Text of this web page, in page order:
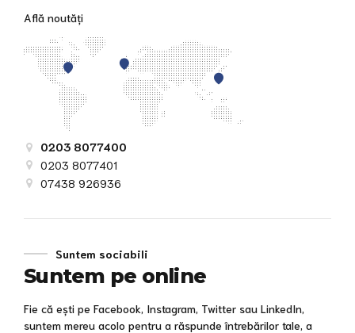
Află noutăți
0203 8077400
0203 8077401
07438 926936
Suntem sociabili
Suntem pe online
Fie că ești pe Facebook, Instagram, Twitter sau LinkedIn,
suntem mereu acolo pentru a răspunde întrebărilor tale, a